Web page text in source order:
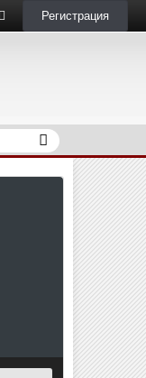
Регистрация